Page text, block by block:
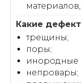
трещины;
поры;
инородные
непровары;